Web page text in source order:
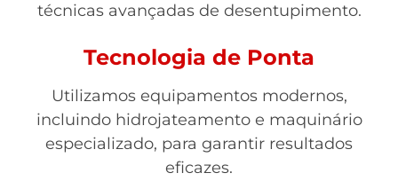
técnicas avançadas de desentupimento.
Tecnologia de Ponta
Utilizamos equipamentos modernos,
incluindo hidrojateamento e maquinário
especializado, para garantir resultados
eficazes.